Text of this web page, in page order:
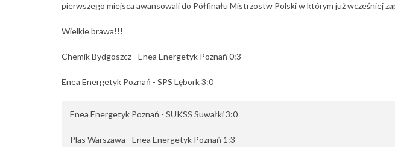
pierwszego miejsca awansowali do Półfinału Mistrzostw Polski w którym już wcześniej
Wielkie brawa!!!
Chemik Bydgoszcz - Enea Energetyk Poznań 0:3
Enea Energetyk Poznań - SPS Lębork 3:0
Enea Energetyk Poznań - SUKSS Suwałki 3:0
Plas Warszawa - Enea Energetyk Poznań 1:3